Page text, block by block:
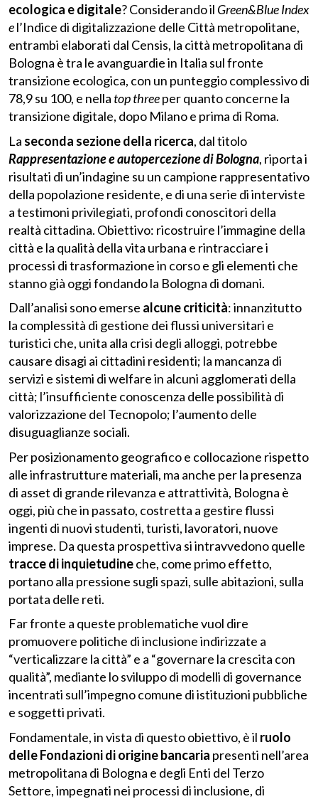
ecologica e digitale? Considerando il Green&Blue Index
el’Indice di digitalizzazione delle Città metropolitane,
entrambi elaborati dal Censis, la città metropolitana di
Bologna è tra le avanguardie in Italia sul fronte
transizione ecologica, con un punteggio complessivo di
78,9 su 100, e nella top threeper quanto concerne la
transizione digitale, dopo Milano e prima di Roma.
La seconda sezione della ricerca, dal titolo
Rappresentazione e autopercezione di Bologna, riporta i
risultati di un’indagine su un campione rappresentativo
della popolazione residente, e di una serie di interviste
a testimoni privilegiati, profondi conoscitori della
realtà cittadina. Obiettivo: ricostruire l’immagine della
città e la qualità della vita urbana e rintracciare i
processi di trasformazione in corso e gli elementi che
stanno già oggi fondando la Bologna di domani.
Dall’analisi sono emerse alcune criticità: innanzitutto
la complessità di gestione dei flussi universitari e
turistici che, unita alla crisi degli alloggi, potrebbe
causare disagi ai cittadini residenti; la mancanza di
servizi e sistemi di welfare in alcuni agglomerati della
città; l’insufficiente conoscenza delle possibilità di
valorizzazione del Tecnopolo; l’aumento delle
disuguaglianze sociali.
Per posizionamento geografico e collocazione rispetto
alle infrastrutture materiali, ma anche per la presenza
di asset di grande rilevanza e attrattività, Bologna è
oggi, più che in passato, costretta a gestire flussi
ingenti di nuovi studenti, turisti, lavoratori, nuove
imprese. Da questa prospettiva si intravvedono quelle
tracce di inquietudineche, come primo effetto,
portano alla pressione sugli spazi, sulle abitazioni, sulla
portata delle reti.
Far fronte a queste problematiche vuol dire
promuovere politiche di inclusione indirizzate a
“verticalizzare la città” e a “governare la crescita con
qualità”, mediante lo sviluppo di modelli di governance
incentrati sull’impegno comune di istituzioni pubbliche
e soggetti privati.
Fondamentale, in vista di questo obiettivo, è il ruolo
delle Fondazioni di origine bancaria presenti nell’area
metropolitana di Bologna e degli Enti del Terzo
Settore, impegnati nei processi di inclusione, di